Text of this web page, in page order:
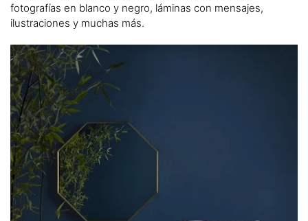
fotografías en blanco y negro, láminas con mensajes,
ilustraciones y muchas más.